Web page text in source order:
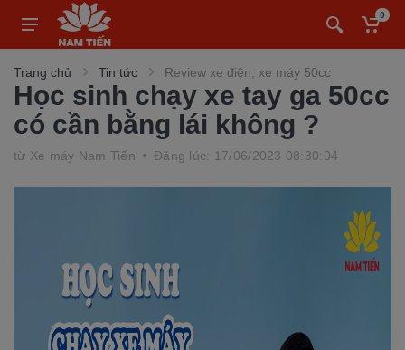
0
Trang chủ Tin tức Review xe điện, xe máy 50cc
Học sinh chạy xe tay ga 50cc
có cần bằng lái không ?
từ Xe máy Nam Tiến Đăng lúc: 17/06/2023 08:30:04